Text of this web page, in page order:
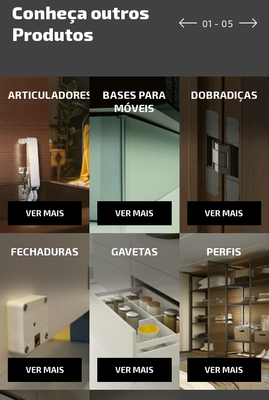
Conheça outros
Produtos
01 -05
ARTICULADORES
VER MAIS
BASES PARA
MÓVEIS
VER MAIS
DOBRADIÇAS
VER MAIS
FECHADURAS
VER MAIS
GAVETAS
VER MAIS
PERFIS
VER MAIS